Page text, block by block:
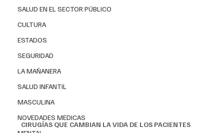
SALUD EN EL SECTOR PÚBLICO
CULTURA
ESTADOS
SEGURIDAD
LA MAÑANERA
SALUD INFANTIL
MASCULINA
NOVEDADES MEDICAS
CIRUGÍAS QUE CAMBIAN LA VIDA DE LOS PACIENTES